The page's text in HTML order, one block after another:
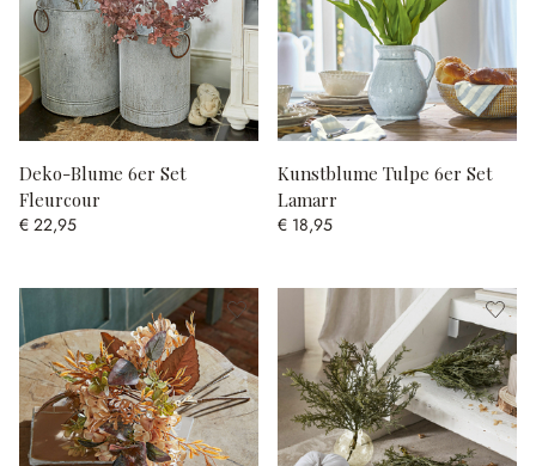
Deko-Blume 6er Set
Fleurcour
€ 22,95
Kunstblume Tulpe 6er Set
Lamarr
€ 18,95